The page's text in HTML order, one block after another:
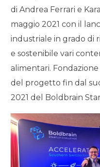
di Andrea Ferrari e
maggio 2021 con il
industriale in grado di
e sostenibile vari
alimentari.
del progetto fin dal
2021 del Boldbrain